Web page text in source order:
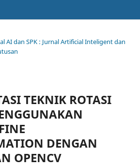
AI dan SPK : Jurnal Artificial Inteligent dan
TEKNIK ROTASI
DENGAN
OPENCV